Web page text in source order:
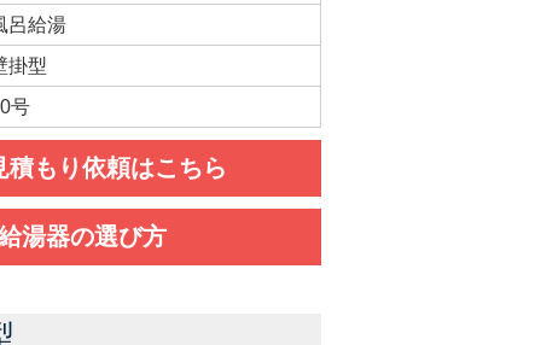
呂給湯
掛型
号
積もり依頼はこちら
湯器の選び方